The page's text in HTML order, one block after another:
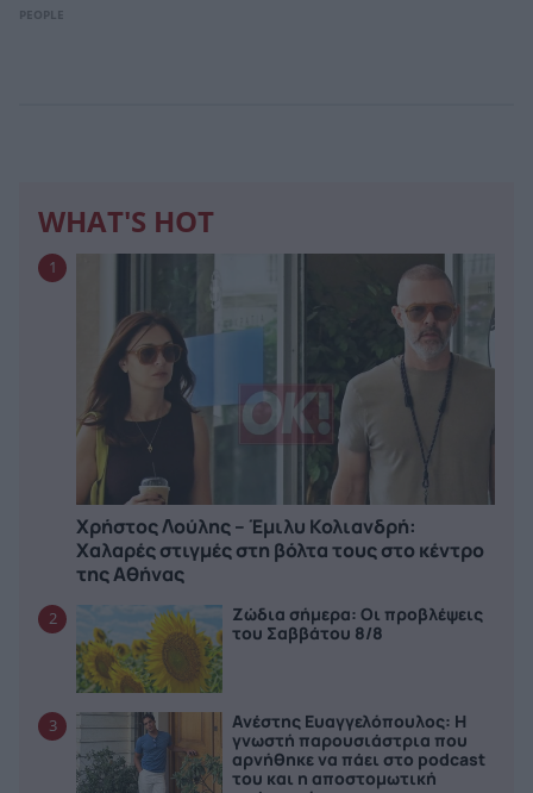
PEOPLE
WHAT'S HOT
1
Χρήστος Λούλης – Έμιλυ Κολιανδρή:
Χαλαρές στιγμές στη βόλτα τους στο κέντρο
της Αθήνας
2
Ζώδια σήμερα: Οι προβλέψεις
του Σαββάτου 8/8
3
Ανέστης Ευαγγελόπουλος: Η
γνωστή παρουσιάστρια που
αρνήθηκε να πάει στο podcast
του και η αποστομωτική